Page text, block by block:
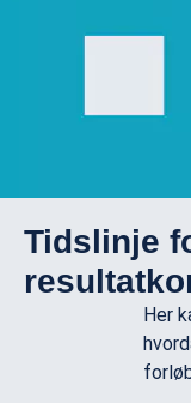
Tidslinje
Her